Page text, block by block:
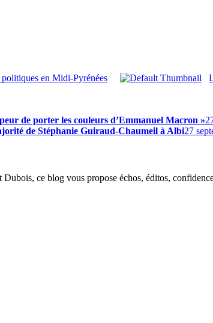
en Midi-Pyrénées
de porter les couleurs d’Emmanuel Macron »
de Stéphanie Guiraud-Chaumeil à Albi27
ce blog vous propose échos, éditos,